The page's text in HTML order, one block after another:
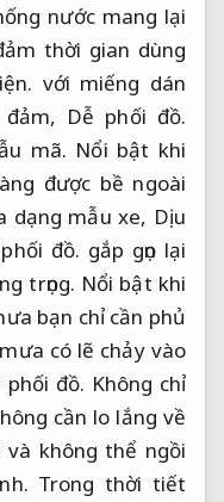
nước mang lại
thời gian dùng
với miếng dán
Dễ phối đồ.
mã. Nổi bật khi
được bề ngoài
dạng mẫu xe, Dịu
đồ. gắp gọn lại
trọng. Nổi bật khi
bạn chỉ cần phủ
có lẽ chảy vào
phối đồ. Không chỉ
cần lo lắng về
không thể ngồi
Trong thời tiết